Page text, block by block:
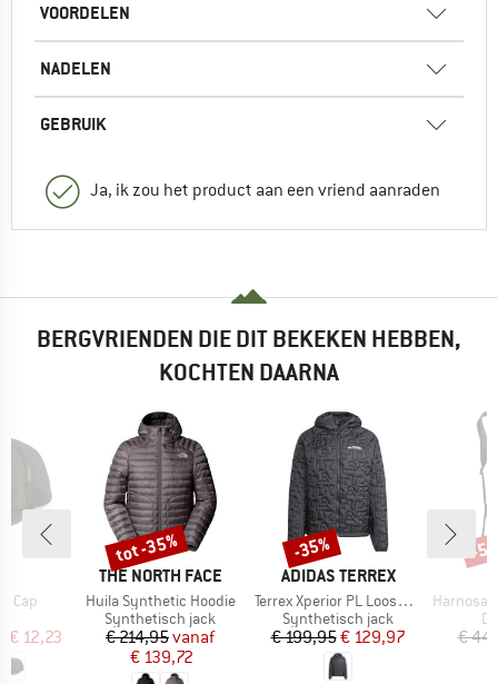
VOORDELEN
NADELEN
GEBRUIK
Ja, ik zou het product aan een vriend aanraden
BERGVRIENDEN DIE DIT BEKEKEN HEBBEN,
KOCHTEN DAARNA
Cap
prijs
€ 12,23
MERK
THE NORTH FACE
Artikel
Huila Synthetic Hoodie
Productgroep
Synthetisch jack
Prijs
€ 214,95Verlaagde prijs
vanaf
€ 139,72
Korting
tot -35%
MERK
ADIDAS TERREX
Artikel
Terrex Xperior PL Loose Fill Insul. Hooded
Productgroep
Synthetisch jack
Prijs
€ 199,95Verlaagde prijs
€ 129,97
Korting
-35%
Artikel
HarnosandSt. II
€
-